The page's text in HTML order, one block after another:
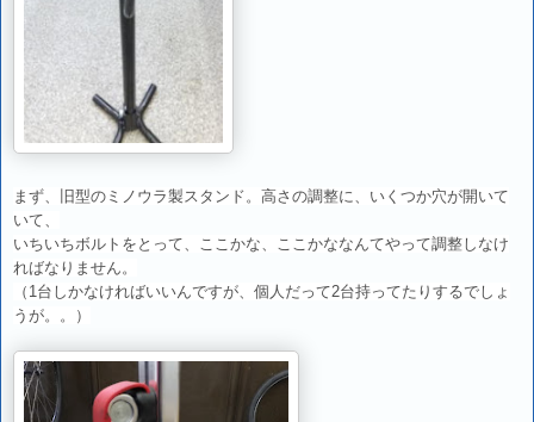
まず、旧型のミノウラ製スタンド。高さの調整に、いくつか穴が開いて
いて、
いちいちボルトをとって、ここかな、ここかななんてやって調整しなけ
ればなりません。
（1台しかなければいいんですが、個人だって2台持ってたりするでしょ
うが。。）